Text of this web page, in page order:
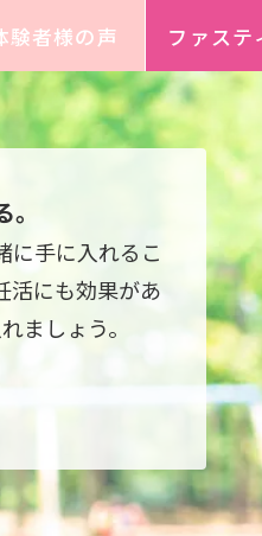
験者様の声 ファステ
に手に入れるこ
活にも効果があ
ましょう。